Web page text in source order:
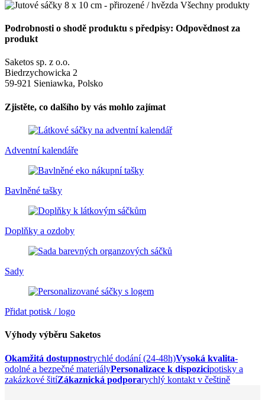
Podrobnosti o shodě produktu s předpisy: Odpovědnost za
produkt
Saketos sp. z o.o.
Biedrzychowicka 2
59-921 Sieniawka, Polsko
Zjistěte, co dalšího by vás mohlo zajímat
Adventní kalendáře
Bavlněné tašky
Doplňky a ozdoby
Sady
Přidat potisk / logo
Výhody výběru Saketos
Okamžitá dostupnostrychlé dodání (24-48h)Vysoká kvalita-
odolné a bezpečné materiályPersonalizace k dispozicipotisky a
zakázkové šitíZákaznická podporarychlý kontakt v češtině